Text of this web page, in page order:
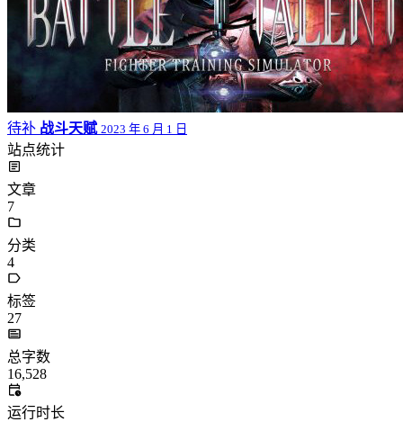
待补 战斗天赋 2023 年 6 月 1 日
站点统计
文章
7
分类
4
标签
27
总字数
16,528
运行时长